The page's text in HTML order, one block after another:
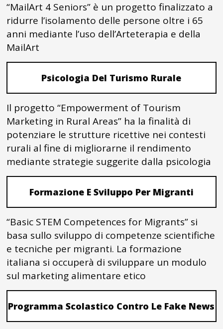
“MailArt 4 Seniors” è un progetto finalizzato a
ridurre l’isolamento delle persone oltre i 65
anni mediante l’uso dell’Arteterapia e della
MailArt
Psicologia Del Turismo Rurale
Il progetto “Empowerment of Tourism
Marketing in Rural Areas” ha la finalità di
potenziare le strutture ricettive nei contesti
rurali al fine di migliorarne il rendimento
mediante strategie suggerite dalla psicologia
Formazione E Sviluppo Per Migranti
“Basic STEM Competences for Migrants” si
basa sullo sviluppo di competenze scientifiche
e tecniche per migranti. La formazione
italiana si occuperà di sviluppare un modulo
sul marketing alimentare etico
Programma Scolastico Contro Le Fake News